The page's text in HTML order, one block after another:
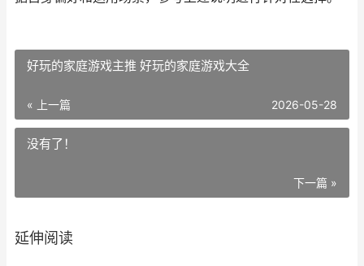
好玩的家庭游戏主推 好玩的家庭游戏大全
« 上一篇 2026-05-28
没有了！
下一篇 »
延伸阅读